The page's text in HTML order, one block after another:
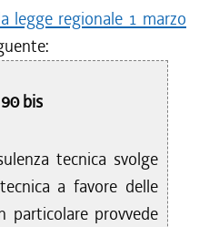
legge regionale 1 marzo
bis
tecnica svolge
a favore delle
particolare provvede